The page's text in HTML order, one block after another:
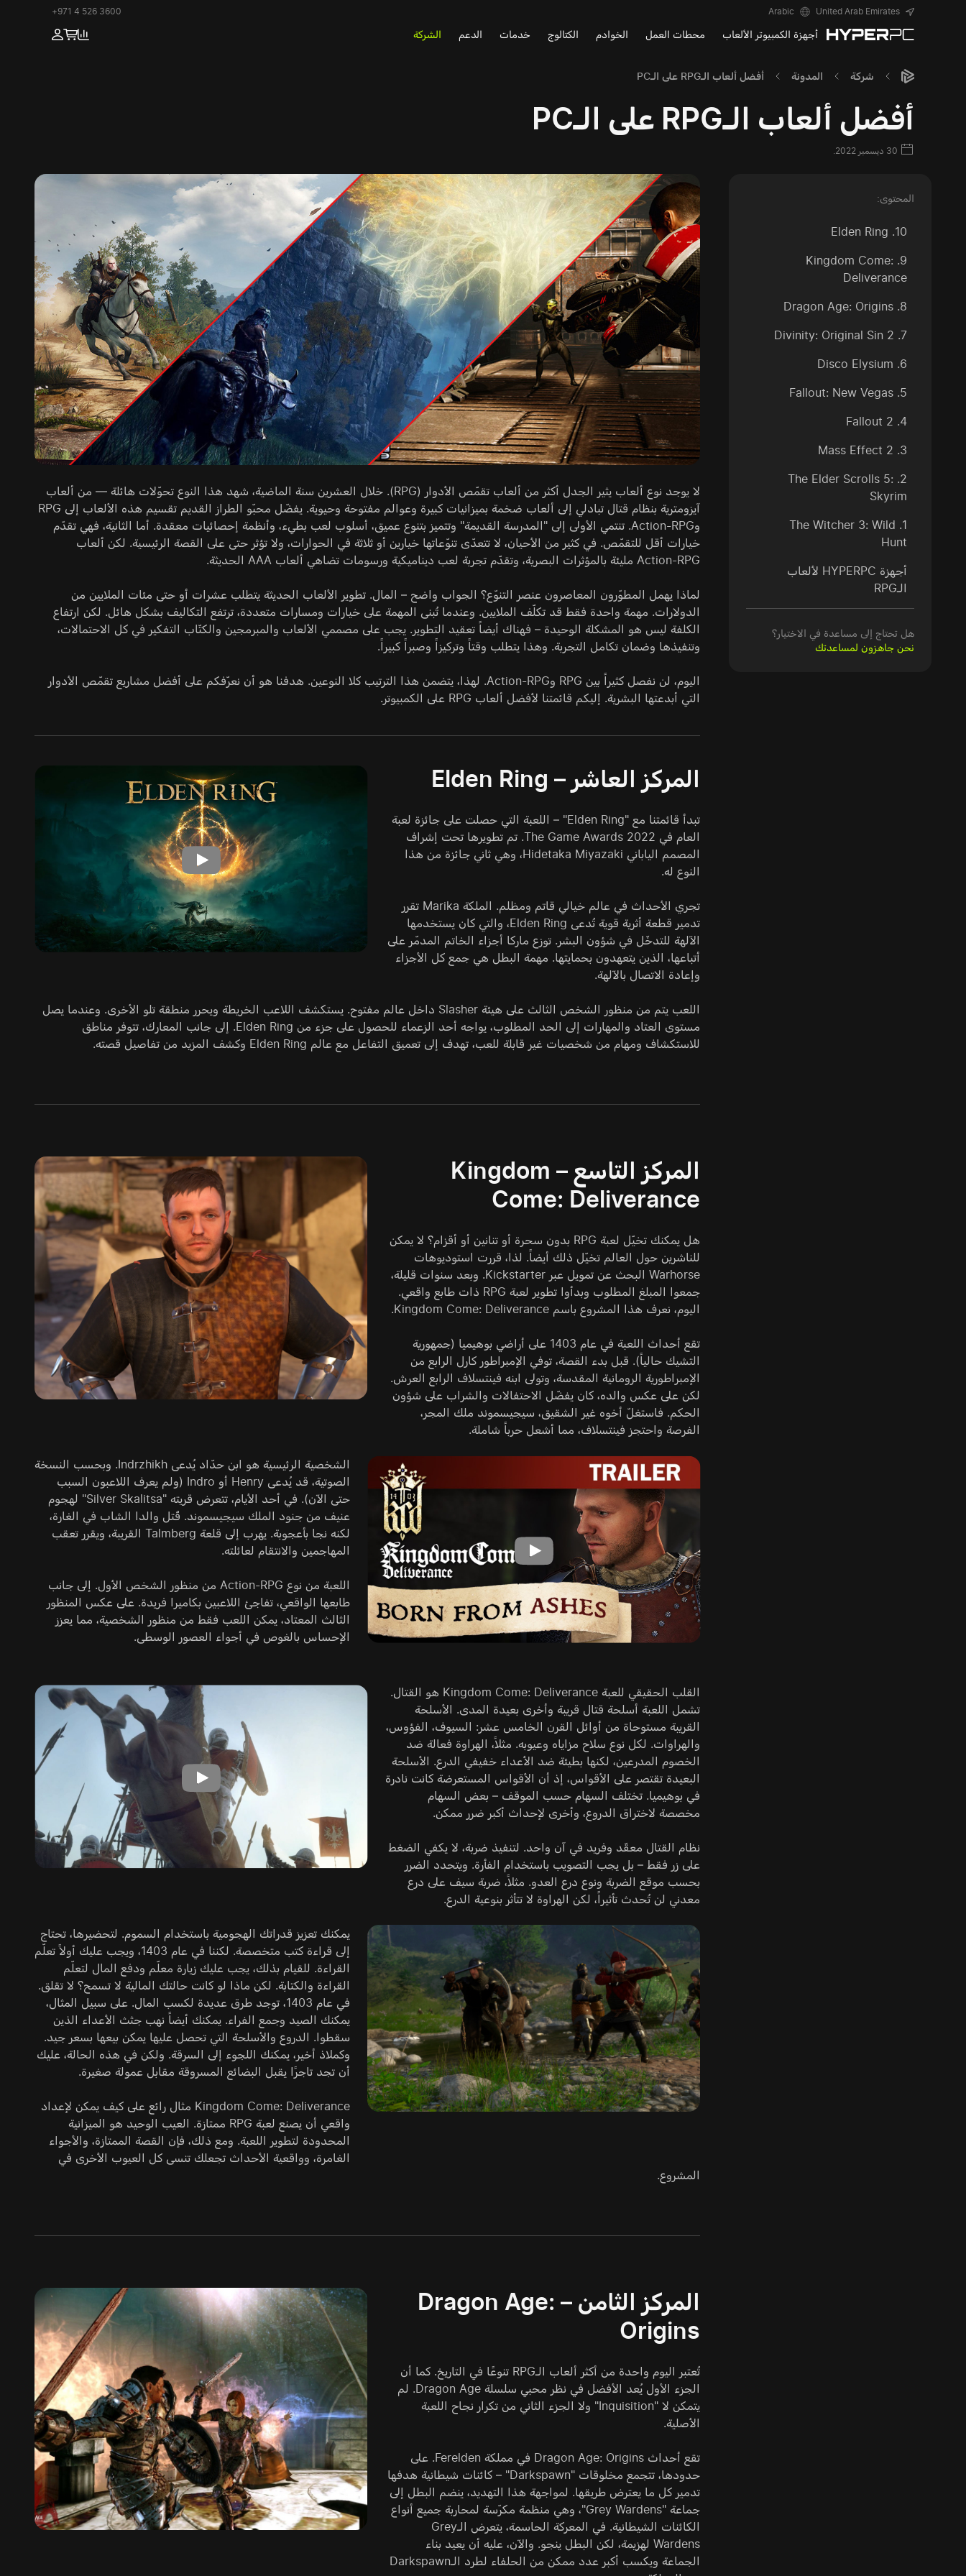
United Arab Emirates
Arabic
+971 4 526 3600
أجهزة الكمبيوتر الألعاب محطات العمل الخوادم الكتالوج خدمات الدعم الشركة
شركة المدونة أفضل ألعاب الـRPG على الـPC
أفضل ألعاب الـRPG على الـPC
المحتوى:
10. Elden Ring
9. Kingdom Come:
Deliverance
8. Dragon Age: Origins
7. Divinity: Original Sin 2
6. Disco Elysium
5. Fallout: New Vegas
4. Fallout 2
3. Mass Effect 2
2. The Elder Scrolls 5:
Skyrim
1. The Witcher 3: Wild
Hunt
أجهزة HYPERPC لألعاب
الـRPG
هل تحتاج إلى مساعدة في الاختيار؟
نحن جاهزون لمساعدتك
لا يوجد نوع ألعاب يثير الجدل أكثر من ألعاب تقمّص الأدوار (RPG). خلال العشرين سنة الماضية، شهد هذا النوع تحوّلات هائلة — من ألعاب
آيزومترية بنظام قتال تبادلي إلى ألعاب ضخمة بميزانيات كبيرة وعوالم مفتوحة وحيوية. يفضّل محبّو الطراز القديم تقسيم هذه الألعاب إلى RPG
وAction-RPG. تنتمي الأولى إلى "المدرسة القديمة" وتتميز بتنوع عميق، أسلوب لعب بطيء، وأنظمة إحصائيات معقدة. أما الثانية، فهي تقدّم
خيارات أقل للتقمّص. في كثير من الأحيان، لا تتعدّى تنوّعاتها خيارين أو ثلاثة في الحوارات، ولا تؤثر حتى على القصة الرئيسية. لكن ألعاب
Action-RPG مليئة بالمؤثرات البصرية، وتقدّم تجربة لعب ديناميكية ورسومات تضاهي ألعاب AAA الحديثة.
لماذا يهمل المطوّرون المعاصرون عنصر التنوّع؟ الجواب واضح – المال. تطوير الألعاب الحديثة يتطلب عشرات أو حتى مئات الملايين من
الدولارات. مهمة واحدة فقط قد تكلّف الملايين. وعندما تُبنى المهمة على خيارات ومسارات متعددة، ترتفع التكاليف بشكل هائل. لكن ارتفاع
الكلفة ليس هو المشكلة الوحيدة – فهناك أيضاً تعقيد التطوير. يجب على مصممي الألعاب والمبرمجين والكتّاب التفكير في كل الاحتمالات،
وتنفيذها وضمان تكامل التجربة. وهذا يتطلب وقتاً وتركيزاً وصبراً كبيراً.
اليوم، لن نفصل كثيراً بين RPG وAction-RPG. لهذا، يتضمن هذا الترتيب كلا النوعين. هدفنا هو أن نعرّفكم على أفضل مشاريع تقمّص الأدوار
التي أبدعتها البشرية. إليكم قائمتنا لأفضل ألعاب RPG على الكمبيوتر.
المركز العاشر – Elden Ring
تبدأ قائمتنا مع "Elden Ring" – اللعبة التي حصلت على جائزة لعبة
العام في The Game Awards 2022. تم تطويرها تحت إشراف
المصمم الياباني Hidetaka Miyazaki، وهي ثاني جائزة من هذا
النوع له.
تجري الأحداث في عالم خيالي قاتم ومظلم. الملكة Marika تقرر
تدمير قطعة أثرية قوية تُدعى Elden Ring، والتي كان يستخدمها
الآلهة للتدخّل في شؤون البشر. توزع ماركا أجزاء الخاتم المدمّر على
أتباعها، الذين يتعهدون بحمايتها. مهمة البطل هي جمع كل الأجزاء
وإعادة الاتصال بالآلهة.
اللعب يتم من منظور الشخص الثالث على هيئة Slasher داخل عالم مفتوح. يستكشف اللاعب الخريطة ويحرر منطقة تلو الأخرى. وعندما يصل
مستوى العتاد والمهارات إلى الحد المطلوب، يواجه أحد الزعماء للحصول على جزء من Elden Ring. إلى جانب المعارك، تتوفر مناطق
للاستكشاف ومهام من شخصيات غير قابلة للعب، تهدف إلى تعميق التفاعل مع عالم Elden Ring وكشف المزيد من تفاصيل قصته.
المركز التاسع – Kingdom
Come: Deliverance
هل يمكنك تخيّل لعبة RPG بدون سحرة أو تنانين أو أقزام؟ لا يمكن
للناشرين حول العالم تخيّل ذلك أيضاً. لذا، قررت استوديوهات
Warhorse البحث عن تمويل عبر Kickstarter. وبعد سنوات قليلة،
جمعوا المبلغ المطلوب وبدأوا تطوير لعبة RPG ذات طابع واقعي.
اليوم، نعرف هذا المشروع باسم Kingdom Come: Deliverance.
تقع أحداث اللعبة في عام 1403 على أراضي بوهيميا (جمهورية
التشيك حالياً). قبل بدء القصة، توفي الإمبراطور كارل الرابع من
الإمبراطورية الرومانية المقدسة، وتولى ابنه فينتسلاف الرابع العرش.
لكن على عكس والده، كان يفضّل الاحتفالات والشراب على شؤون
الحكم. فاستغلّ أخوه غير الشقيق، سيجيسموند ملك المجر،
الفرصة واحتجز فينتسلاف، مما أشعل حرباً شاملة.
الشخصية الرئيسية هو ابن حدّاد يُدعى Indrzhikh. وبحسب النسخة
الصوتية، قد يُدعى Henry أو Indro (ولم يعرف اللاعبون السبب
حتى الآن). في أحد الأيام، تتعرض قريته "Silver Skalitsa" لهجوم
عنيف من جنود الملك سيجيسموند. قُتل والدا الشاب في الغارة،
لكنه نجا بأعجوبة. يهرب إلى قلعة Talmberg القريبة، ويقرر تعقب
المهاجمين والانتقام لعائلته.
اللعبة من نوع Action-RPG من منظور الشخص الأول. إلى جانب
طابعها الواقعي، تفاجئ اللاعبين بكاميرا فريدة. على عكس المنظور
الثالث المعتاد، يمكن اللعب فقط من منظور الشخصية، مما يعزز
الإحساس بالغوص في أجواء العصور الوسطى.
القلب الحقيقي للعبة Kingdom Come: Deliverance هو القتال.
تشمل اللعبة أسلحة قتال قريبة وأخرى بعيدة المدى. الأسلحة
القريبة مستوحاة من أوائل القرن الخامس عشر: السيوف، الفؤوس،
والهراوات. لكل نوع سلاح مزاياه وعيوبه. مثلاً، الهراوة فعالة ضد
الخصوم المدرعين، لكنها بطيئة ضد الأعداء خفيفي الدرع. الأسلحة
البعيدة تقتصر على الأقواس، إذ أن الأقواس المستعرضة كانت نادرة
في بوهيميا. تختلف السهام حسب الموقف – بعض السهام
مخصصة لاختراق الدروع، وأخرى لإحداث أكبر ضرر ممكن.
نظام القتال معقّد وفريد في آن واحد. لتنفيذ ضربة، لا يكفي الضغط
على زر فقط – بل يجب التصويب باستخدام الفأرة. ويتحدد الضرر
بحسب موقع الضربة ونوع درع العدو. مثلاً، ضربة سيف على درع
معدني لن تُحدث تأثيراً، لكن الهراوة لا تتأثر بنوعية الدرع.
يمكنك تعزيز قدراتك الهجومية باستخدام السموم. لتحضيرها، تحتاج
إلى قراءة كتب متخصصة. لكننا في عام 1403، ويجب عليك أولاً تعلّم
القراءة. للقيام بذلك، يجب عليك زيارة معلّم ودفع المال لتعلّم
القراءة والكتابة. لكن ماذا لو كانت حالتك المالية لا تسمح؟ لا تقلق.
في عام 1403، توجد طرق عديدة لكسب المال. على سبيل المثال،
يمكنك الصيد وجمع الفراء. يمكنك أيضاً نهب جثث الأعداء الذين
سقطوا. الدروع والأسلحة التي تحصل عليها يمكن بيعها بسعر جيد.
وكملاذ أخير، يمكنك اللجوء إلى السرقة. ولكن في هذه الحالة، عليك
أن تجد تاجرًا يقبل البضائع المسروقة مقابل عمولة صغيرة.
Kingdom Come: Deliverance مثال رائع على كيف يمكن لإعداد
واقعي أن يصنع لعبة RPG ممتازة. العيب الوحيد هو الميزانية
المحدودة لتطوير اللعبة. ومع ذلك، فإن القصة الممتازة، والأجواء
الغامرة، وواقعية الأحداث تجعلك تنسى كل العيوب الأخرى في
المشروع.
المركز الثامن – Dragon Age:
Origins
تُعتبر اليوم واحدة من أكثر ألعاب الـRPG تنوعًا في التاريخ. كما أن
الجزء الأول يُعد الأفضل في نظر محبي سلسلة Dragon Age. لم
يتمكن لا "Inquisition" ولا الجزء الثاني من تكرار نجاح اللعبة
الأصلية.
تقع أحداث Dragon Age: Origins في مملكة Ferelden. على
حدودها، تتجمع مخلوقات "Darkspawn" – كائنات شيطانية هدفها
تدمير كل ما يعترض طريقها. لمواجهة هذا التهديد، ينضم البطل إلى
جماعة "Grey Wardens"، وهي منظمة مكرّسة لمحاربة جميع أنواع
الكائنات الشيطانية. في المعركة الحاسمة، يتعرض الـGrey
Wardens لهزيمة، لكن البطل ينجو. والآن، عليه أن يعيد بناء
الجماعة ويكسب أكبر عدد ممكن من الحلفاء لطرد الـDarkspawn